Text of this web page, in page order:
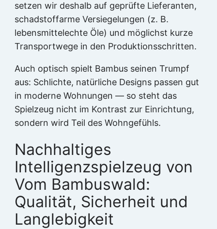
setzen wir deshalb auf geprüfte Lieferanten,
schadstoffarme Versiegelungen (z. B.
lebensmittelechte Öle) und möglichst kurze
Transportwege in den Produktionsschritten.
Auch optisch spielt Bambus seinen Trumpf
aus: Schlichte, natürliche Designs passen gut
in moderne Wohnungen — so steht das
Spielzeug nicht im Kontrast zur Einrichtung,
sondern wird Teil des Wohngefühls.
Nachhaltiges
Intelligenzspielzeug von
Vom Bambuswald:
Qualität, Sicherheit und
Langlebigkeit